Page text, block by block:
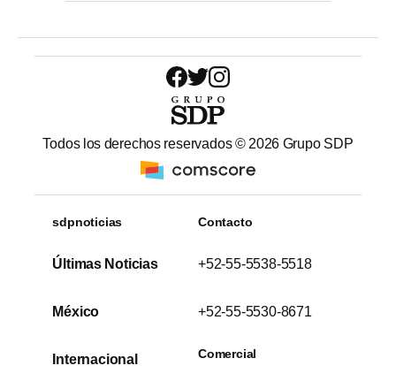
Todos los derechos reservados © 2026 Grupo SDP
sdpnoticias
Últimas Noticias
México
Internacional
Contacto
+52-55-5538-5518
+52-55-5530-8671
Comercial